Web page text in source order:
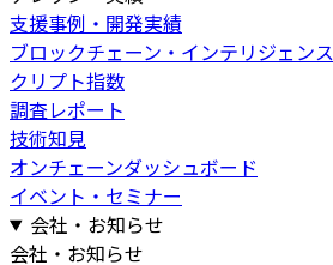
支援事例・開発実績
ブロックチェーン・インテリジェンス
クリプト指数
調査レポート
技術知見
オンチェーンダッシュボード
イベント・セミナー
会社・お知らせ
会社・お知らせ